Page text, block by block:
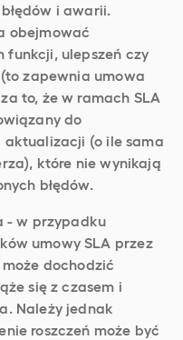
i awarii.
obejmować
funkcji, ulepszeń czy
zapewnia umowa
to, że w ramach SLA
do
(o ile sama
które nie wynikają
błędów.
- w przypadku
umowy SLA przez
dochodzić
się z czasem i
Należy jednak
roszczeń może być